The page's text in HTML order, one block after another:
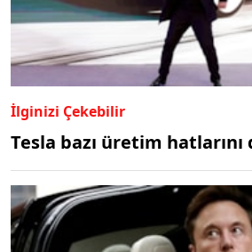
İlginizi Çekebilir
Tesla bazı üretim